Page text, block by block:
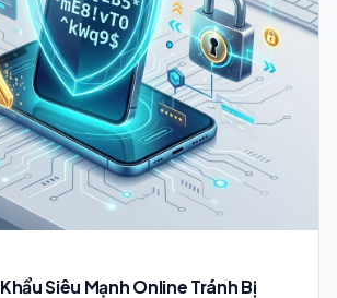
Siêu Mạnh Online Tránh Bị